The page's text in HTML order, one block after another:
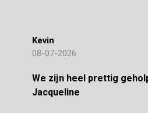
Kevin
08-07-2026
We zijn heel prettig geholpen door
Jacqueline